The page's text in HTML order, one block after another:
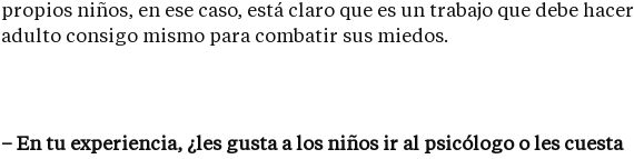
propios niños, en ese caso, está claro que es un trabajo que debe
adulto consigo mismo para combatir sus miedos.
– En tu experiencia, ¿les gusta a los niños ir al psicólogo o les cuesta